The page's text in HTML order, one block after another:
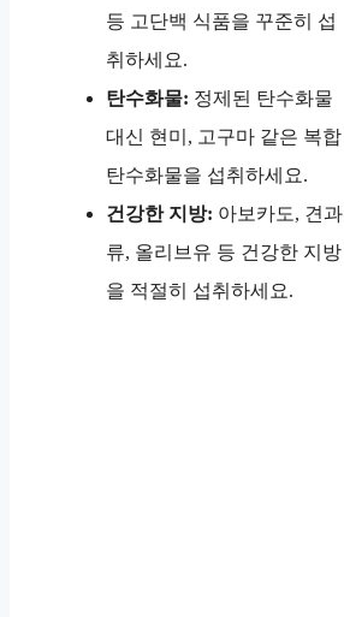
등 고단백 식품을 꾸준히 섭
취하세요.
탄수화물: 정제된 탄수화물
대신 현미, 고구마 같은 복합
탄수화물을 섭취하세요.
건강한 지방: 아보카도, 견과
류, 올리브유 등 건강한 지방
을 적절히 섭취하세요.